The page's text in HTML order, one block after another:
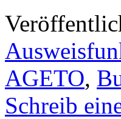
AGETO,
Schreib